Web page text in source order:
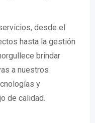
desde el
hasta la gestión
brindar
a nuestros
y
de calidad.